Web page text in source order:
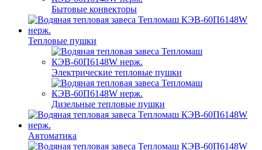
Бытовые конвекторы
Тепловые пушки
Электрические тепловые пушки
Дизельные тепловые пушки
Автоматика